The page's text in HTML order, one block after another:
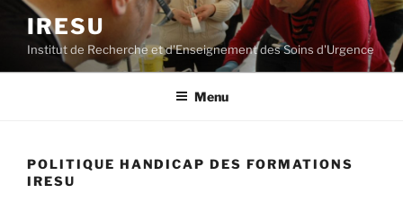
Aller
contenu
principal
IRESU
Institut de Recherche et d'Enseignement des Soins d'Urgence
Menu
POLITIQUE HANDICAP DES FORMATIONS
IRESU